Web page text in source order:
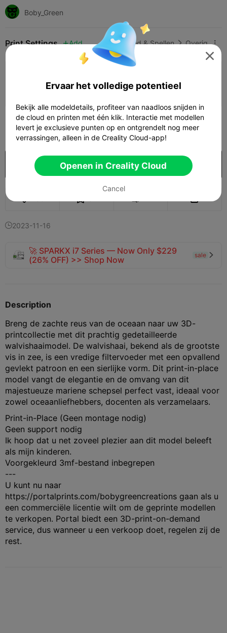
Boby_Green
Print Settings Add Speelgoed & Spellen  Overig 
Verdien meer punten
360 
Koop
2023-11-16
🚀 SPARKX i7 Series — Now Only $229
(26% OFF) >> Shop Now
sale 
Description
Breng de zachte reus van de oceaan naar uw 3D-
printcollectie met dit prachtig gedetailleerde
walvishaaimodel. De walvishaai, bekend als de grootste
vis in zee, is een vredige filtervoeder met een opvallend
gevlekt patroon en een sierlijke vorm. Dit print-in-place
model vangt de elegantie en de omvang van dit
majestueuze mariene schepsel perfect vast, ideaal voor
zowel oceaanliefhebbers, docenten als verzamelaars.
Print-in-Place (Geen montage nodig)
Geen support nodig
Ik hoop dat u net zoveel plezier aan dit model beleeft
als mijn kinderen.
Voorgekleurd 3mf-bestand inbegrepen
---
U kunt nu naar
https://portalprints.com/bobygreencreations gaan als u
een commerciële licentie wilt om de geprinte modellen
te verkopen. Portal biedt een 3D-print-on-demand
service, dus wanneer u een verkoop doet, regelen zij de
rest.

Ervaar het volledige potentieel
Bekijk alle modeldetails, profiteer van naadloos snijden in
de cloud en printen met één klik. Interactie met modellen
levert je exclusieve punten op en ontgrendelt nog meer
verrassingen, alleen in de Creality Cloud-app!
Openen in Creality Cloud
Cancel